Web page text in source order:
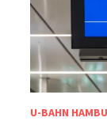
U-BAHN